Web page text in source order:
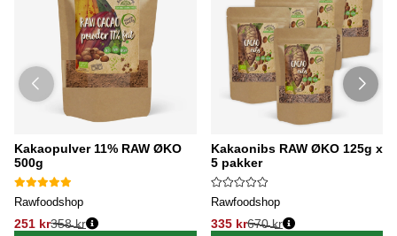
Kakaopulver 11% RAW ØKO
500g
Rawfoodshop
251 kr358 kr
Kakaonibs RAW ØKO 125g x
5 pakker
Rawfoodshop
335 kr670 kr